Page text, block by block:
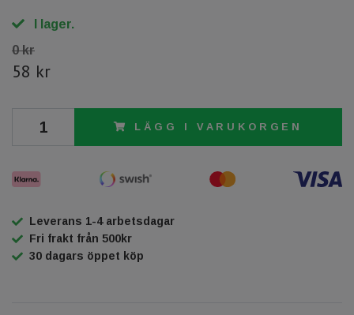
I lager.
0 kr
58 kr
LÄGG I VARUKORGEN
Leverans 1-4 arbetsdagar
Fri frakt från 500kr
30 dagars öppet köp